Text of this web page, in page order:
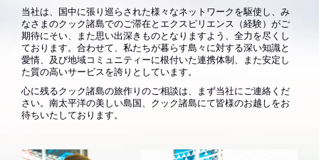
当社は、国中に張り巡らされた様々なネットワークを駆使し、み
なさまのクック諸島でのご滞在とエクスピリエンス（経験）がご
期待にそい、また思い出深きものとなりますよう、全力を尽くし
ております。合わせて、私たちが暮らす島々に対する深い知識と
愛情、及び地域コミュニティーに根付いた連携体制、また安定し
た質の高いサービスを誇りとしています。
心に残るクック諸島の旅作りのご相談は、まず当社にご連絡くだ
さい。南太平洋の美しい島国、クック諸島にて皆様のお越しをお
待ちいたしております。